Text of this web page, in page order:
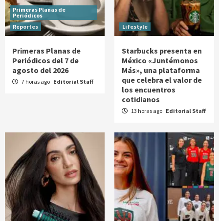
Primeras Planas de
Periódicos
Reportes
Primeras Planas de
Periódicos del 7 de
agosto del 2026
7 horas ago Editorial Staff
Lifestyle
Starbucks presenta en
México «Juntémonos
Más», una plataforma
que celebra el valor de
los encuentros
cotidianos
13 horas ago Editorial Staff